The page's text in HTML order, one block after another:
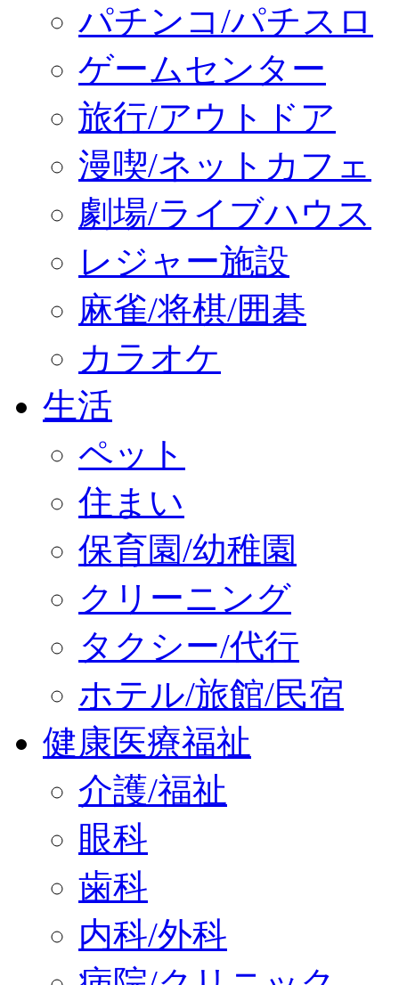
パチンコ/パチスロ
ゲームセンター
旅行/アウトドア
漫喫/ネットカフェ
劇場/ライブハウス
レジャー施設
麻雀/将棋/囲碁
カラオケ
生活
ペット
住まい
保育園/幼稚園
クリーニング
タクシー/代行
ホテル/旅館/民宿
健康医療福祉
介護/福祉
眼科
歯科
内科/外科